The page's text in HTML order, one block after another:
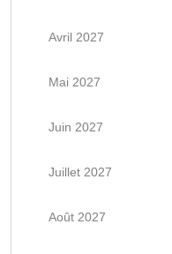
Avril 2027
Mai 2027
Juin 2027
Juillet 2027
Août 2027